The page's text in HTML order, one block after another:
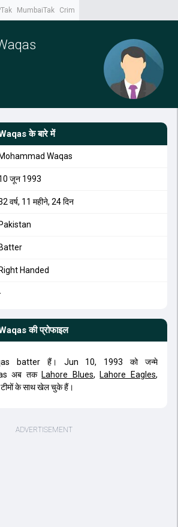
MumbaiTak CrimeTak
के बारे में
Mohammad Waqas
जून 1993
वर्ष, 11 महीने, 24 दिन
Pakistan
Batter
Right Handed
की प्रोफाइल
batter हैं। Jun 10, 1993 को जन्मे
अब तक Lahore Blues, Lahore Eagles,
के साथ खेल चुके हैं।